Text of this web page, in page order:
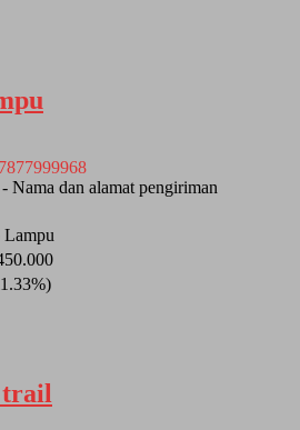
Nama dan alamat pengiriman
trail